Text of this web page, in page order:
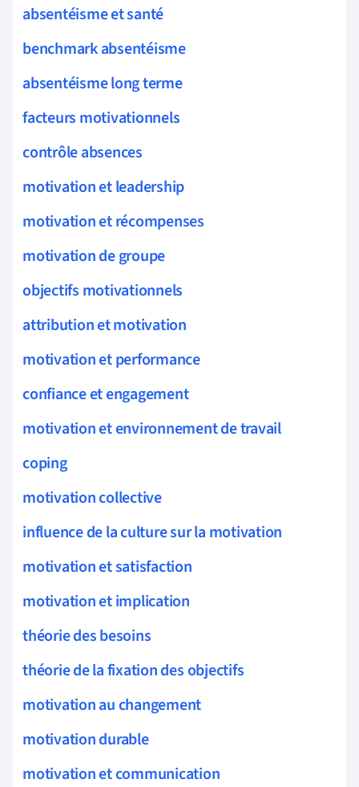
absentéisme et santé
benchmark absentéisme
absentéisme long terme
facteurs motivationnels
contrôle absences
motivation et leadership
motivation et récompenses
motivation de groupe
objectifs motivationnels
attribution et motivation
motivation et performance
confiance et engagement
motivation et environnement de travail
coping
motivation collective
influence de la culture sur la motivation
motivation et satisfaction
motivation et implication
théorie des besoins
théorie de la fixation des objectifs
motivation au changement
motivation durable
motivation et communication